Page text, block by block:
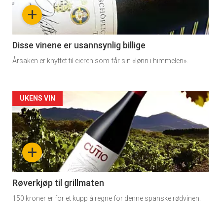
-
section
11
Dagens
rett
+
Disse vinene er usannsynlig billige
Årsaken er knyttet til eieren som får sin «lønn i himmelen».
Artikler
detail
-
section
11
Dagens
+
UKENS VIN
Røverkjøp til grillmaten
150 kroner er for et kupp å regne for denne spanske rødvinen.